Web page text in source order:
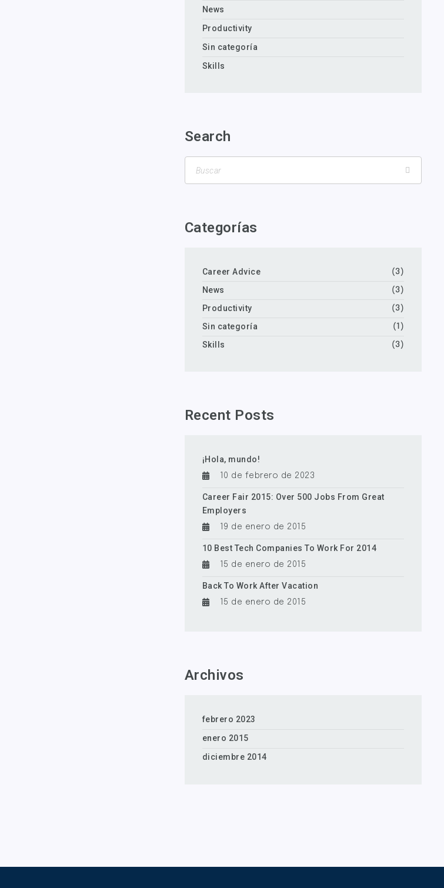
News
Productivity
Sin categoría
Skills
Search
Categorías
Career Advice (3)
News (3)
Productivity (3)
Sin categoría (1)
Skills (3)
Recent Posts
¡Hola, mundo!
10 de febrero de 2023
Career Fair 2015: Over 500 Jobs From Great
Employers
19 de enero de 2015
10 Best Tech Companies To Work For 2014
15 de enero de 2015
Back To Work After Vacation
15 de enero de 2015
Archivos
febrero 2023
enero 2015
diciembre 2014